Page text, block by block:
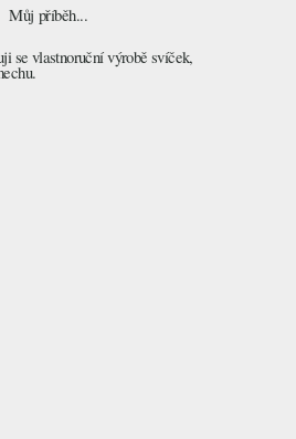
Můj příběh...
se vlastnoruční výrobě svíček,